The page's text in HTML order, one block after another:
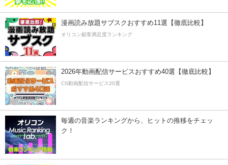
漫画読み放題サブスクおすすめ11選【徹底比較】
オリコン顧客満足度ランキング
2026年動画配信サービスおすすめ40選【徹底比較】
CS動画配信サービス20選
毎週の音楽ランキングから、ヒットの推移をチェッ
ク！